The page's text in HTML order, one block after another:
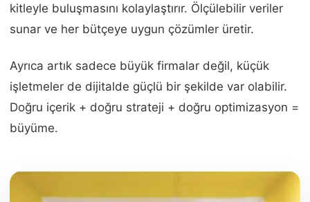
kitleyle buluşmasını kolaylaştırır. Ölçülebilir veriler
sunar ve her bütçeye uygun çözümler üretir.
Ayrıca artık sadece büyük firmalar değil, küçük
işletmeler de dijitalde güçlü bir şekilde var olabilir.
Doğru içerik + doğru strateji + doğru optimizasyon =
büyüme.